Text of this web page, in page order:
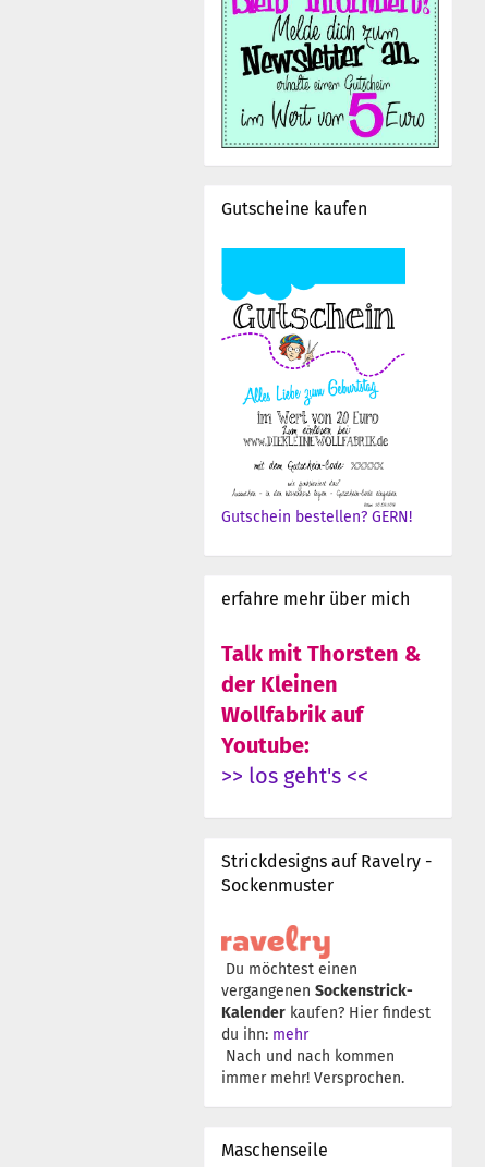
Gutscheine kaufen
Gutschein bestellen? GERN!
erfahre mehr über mich
Talk mit Thorsten &
der Kleinen
Wollfabrik auf
Youtube:
>> los geht's <<
Strickdesigns auf Ravelry -
Sockenmuster
Du möchtest einen
vergangenen Sockenstrick-
Kalender kaufen? Hier findest
du ihn: mehr
Nach und nach kommen
immer mehr! Versprochen.
Maschenseile